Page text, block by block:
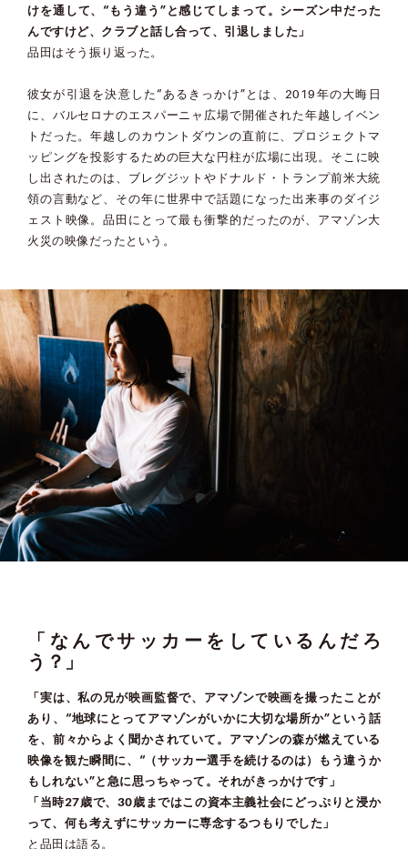
けを通して、“もう違う”と感じてしまって。シーズン中だった
んですけど、クラブと話し合って、引退しました」
品田はそう振り返った。
彼女が引退を決意した“あるきっかけ”とは、2019年の大晦日
に、バルセロナのエスパーニャ広場で開催された年越しイベン
トだった。年越しのカウントダウンの直前に、プロジェクトマ
ッピングを投影するための巨大な円柱が広場に出現。そこに映
し出されたのは、ブレグジットやドナルド・トランプ前米大統
領の言動など、その年に世界中で話題になった出来事のダイジ
ェスト映像。品田にとって最も衝撃的だったのが、アマゾン大
火災の映像だったという。
「なんでサッカーをしているんだろ
う？」
「実は、私の兄が映画監督で、アマゾンで映画を撮ったことが
あり、“地球にとってアマゾンがいかに大切な場所か”という話
を、前々からよく聞かされていて。アマゾンの森が燃えている
映像を観た瞬間に、“（サッカー選手を続けるのは）もう違うか
もしれない”と急に思っちゃって。それがきっかけです」
「当時27歳で、30歳まではこの資本主義社会にどっぷりと浸か
って、何も考えずにサッカーに専念するつもりでした」
と品田は語る。